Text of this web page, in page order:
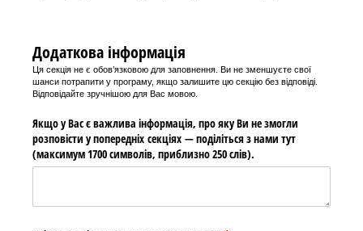
Додаткова інформація
Ця секція не є обов’язковою для заповнення. Ви не зменшуєте свої
шанси потрапити у програму, якщо залишите цю секцію без відповіді.
Відповідайте зручнішою для Вас мовою.
Якщо у Вас є важлива інформація, про яку Ви не змогли
розповісти у попередніх секціях — поділіться з нами тут
(максимум 1700 символів, приблизно 250 слів).